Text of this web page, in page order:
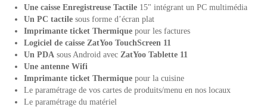
Une caisse Enregistreuse Tactile 15" intégrant un PC multimédia
Un PC tactile sous forme d’écran plat
Imprimante ticket Thermique pour les factures
Logiciel de caisse ZatYoo TouchScreen 11
Un PDA sous Android avec ZatYoo Tablette 11
Une antenne Wifi
Imprimante ticket Thermique pour la cuisine
Le paramétrage de vos cartes de produits/menu en nos locaux
Le paramétrage du matériel